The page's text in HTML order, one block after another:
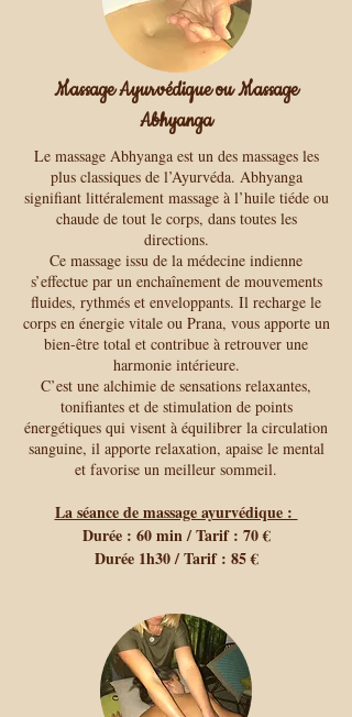
Massage Ayurvédique ou Massage
Abhyanga
Le massage Abhyanga est un des massages les
plus classiques de l’Ayurvéda. Abhyanga
signifiant littéralement massage à l’huile tiéde ou
chaude de tout le corps, dans toutes les
directions.
Ce massage issu de la médecine indienne
s’effectue par un enchaînement de mouvements
fluides, rythmés et enveloppants. Il recharge le
corps en énergie vitale ou Prana, vous apporte un
bien-être total et contribue à retrouver une
harmonie intérieure.
C’est une alchimie de sensations relaxantes,
tonifiantes et de stimulation de points
énergétiques qui visent à équilibrer la circulation
sanguine, il apporte relaxation, apaise le mental
et favorise un meilleur sommeil.
La séance de massage ayurvédique :
Durée : 60 min / Tarif : 70 €
Durée 1h30 / Tarif : 85 €